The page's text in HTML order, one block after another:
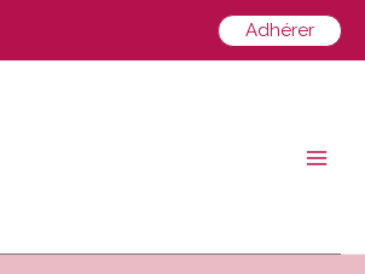
Adhérer